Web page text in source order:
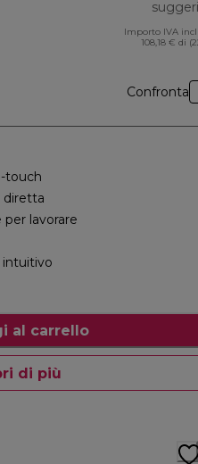
Importo IVA
108,18 € di
Confronta
touch
diretta
lavorare
intuitivo
al carrello
di più